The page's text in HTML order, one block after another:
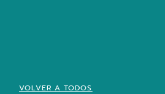
VOLVER A TODOS